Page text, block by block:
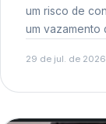
um risco de
um vazamento
reputacional e
29 de jul. de 2026